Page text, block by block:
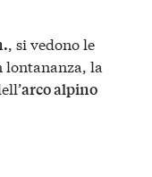
, si vedono le
lontananza, la
arco alpino